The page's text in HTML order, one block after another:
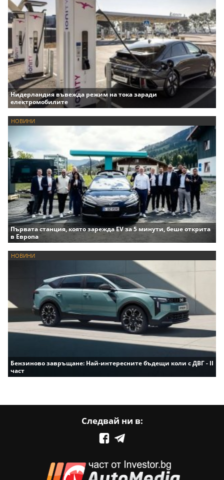
Нидерландия въвежда режим на тока заради
електромобилите
НОВИНИ
Първата станция, която зарежда EV за 5 минути, беше открита
в Европа
НОВИНИ
Бензиново завръщане: Най-интересните бъдещи коли с ДВГ - II
част
Следвай ни в: